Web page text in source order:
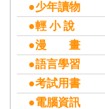
●少年讀物
●輕 小 說
●漫 畫
●語言學習
●考試用書
●電腦資訊